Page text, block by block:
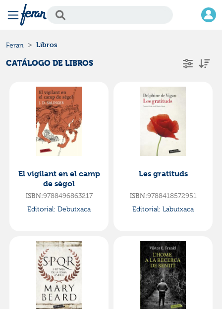
Feran Libros
CATÁLOGO DE LIBROS
El vigilant en el camp
de sègol
ISBN:9788496863217
Editorial: Debutxaca
Les gratituds
ISBN:9788418572951
Editorial: Labutxaca